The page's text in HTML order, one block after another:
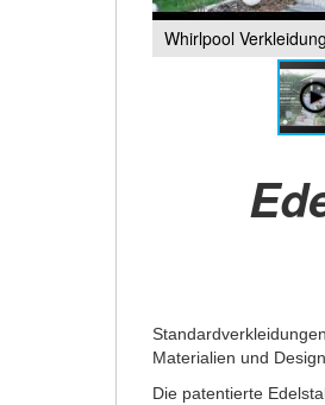
Whirlpool
Materialien und
Die patentierte